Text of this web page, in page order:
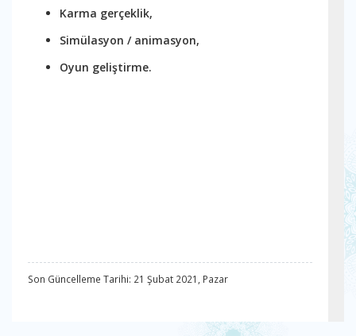
Karma gerçeklik,
Simülasyon / animasyon,
Oyun geliştirme.
Son Güncelleme Tarihi: 21 Şubat 2021, Pazar